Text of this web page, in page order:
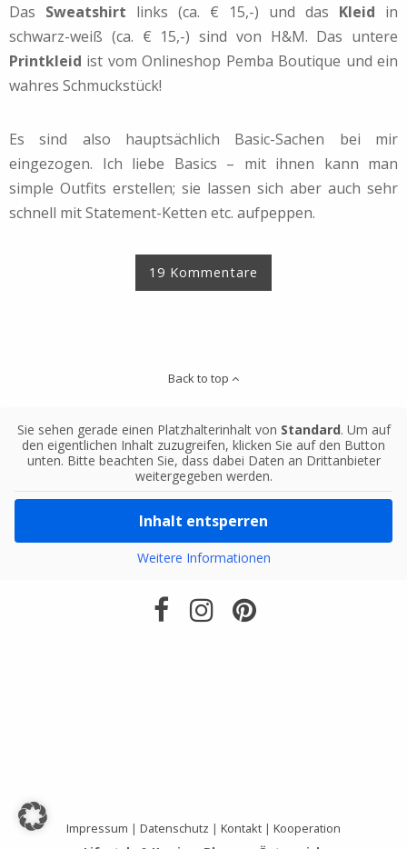
Das Sweatshirt links (ca. € 15,-) und das Kleid in
schwarz-weiß (ca. € 15,-) sind von H&M. Das untere
Printkleid ist vom Onlineshop Pemba Boutique und ein
wahres Schmuckstück!
Es sind also hauptsächlich Basic-Sachen bei mir
eingezogen. Ich liebe Basics – mit ihnen kann man
simple Outfits erstellen; sie lassen sich aber auch sehr
schnell mit Statement-Ketten etc. aufpeppen.
19 Kommentare
Back to top
Sie sehen gerade einen Platzhalterinhalt von Standard. Um auf
den eigentlichen Inhalt zuzugreifen, klicken Sie auf den Button
unten. Bitte beachten Sie, dass dabei Daten an Drittanbieter
weitergegeben werden.
Inhalt entsperren
Weitere Informationen
Impressum | Datenschutz | Kontakt | Kooperation